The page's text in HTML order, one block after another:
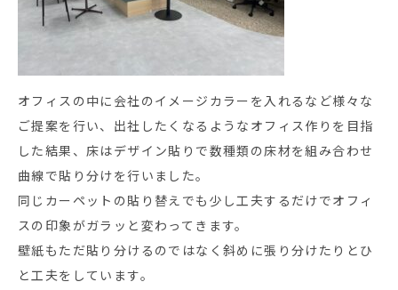
オフィスの中に会社のイメージカラーを入れるなど様々な
ご提案を行い、出社したくなるようなオフィス作りを目指
した結果、床はデザイン貼りで数種類の床材を組み合わせ
曲線で貼り分けを行いました。
同じカーペットの貼り替えでも少し工夫するだけでオフィ
スの印象がガラッと変わってきます。
壁紙もただ貼り分けるのではなく斜めに張り分けたりとひ
と工夫をしています。